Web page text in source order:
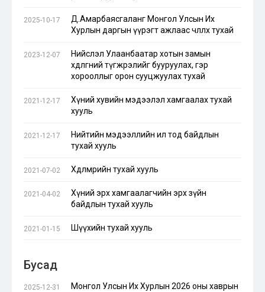
2025-10-17
Д.Амарбаясгаланг Монгол Улсын Их
Хурлын даргын үүрэгт ажлаас чөлөөлөх тухай
2023-12-07
Нийслэл Улаанбаатар хотын замын
хөдөлгөөний түгжрэлийг бууруулах, гэр
хорооллыг орон сууцжуулах тухай
2021-12-17
Хүний хувийн мэдээлэл хамгаалах тухай
хууль
2021-12-17
Нийтийн мэдээллийн ил тод байдлын
тухай хууль
2021-07-02 Хөдөлмөрийн тухай хууль
2021-04-02
Хүний эрх хамгаалагчийн эрх зүйн
байдлын тухай хууль
2021-01-15 Шүүхийн тухай хууль
Бусад
2025-12-31
Монгол Улсын Их Хурлын 2026 оны хаврын